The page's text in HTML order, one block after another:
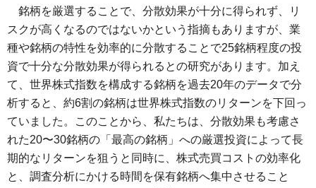
銘柄を厳選することで、分散効果が十分に得られず、リ
スクが高くなるのではないかという指摘もありますが、業
種や銘柄の特性を効率的に分散することで25銘柄程度の投
資で十分な分散効果が得られるとの研究があります。加え
て、世界株式指数を構成する銘柄を過去20年のデータで分
析すると、約6割の銘柄は世界株式指数のリターンを下回っ
ていました。このことから、私たちは、分散効果も考慮さ
れた20〜30銘柄の「最高の銘柄」への厳選投資によって長
期的なリターンを狙うと同時に、株式売買コストの効率化
と、調査分析にかける時間を保有銘柄へ集中させること